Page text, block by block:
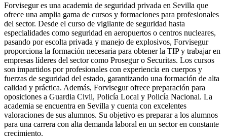
Forvisegur es una academia de seguridad privada en Sevilla que
ofrece una amplia gama de cursos y formaciones para profesionales
del sector. Desde el curso de vigilante de seguridad hasta
especialidades como seguridad en aeropuertos o centros nucleares,
pasando por escolta privada y manejo de explosivos, Forvisegur
proporciona la formación necesaria para obtener la TIP y trabajar en
empresas líderes del sector como Prosegur o Securitas. Los cursos
son impartidos por profesionales con experiencia en cuerpos y
fuerzas de seguridad del estado, garantizando una formación de alta
calidad y práctica. Además, Forvisegur ofrece preparación para
oposiciones a Guardia Civil, Policía Local y Policía Nacional. La
academia se encuentra en Sevilla y cuenta con excelentes
valoraciones de sus alumnos. Su objetivo es preparar a los alumnos
para una carrera con alta demanda laboral en un sector en constante
crecimiento.